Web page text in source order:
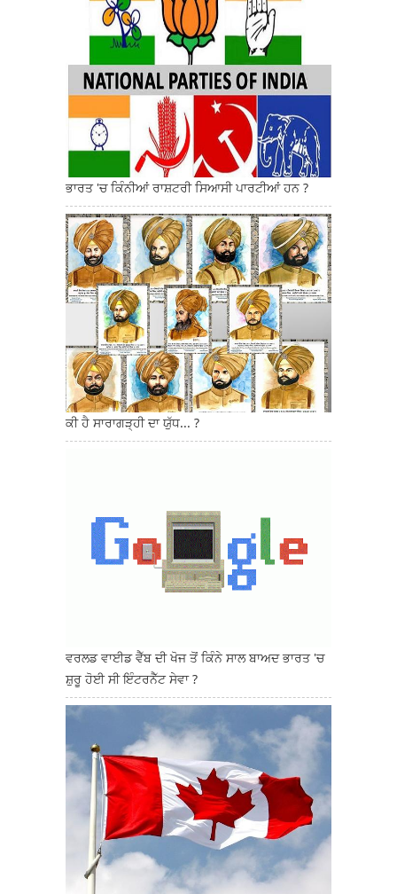
ਭਾਰਤ 'ਚ ਕਿੰਨੀਆਂ ਰਾਸ਼ਟਰੀ ਸਿਆਸੀ ਪਾਰਟੀਆਂ ਹਨ ?
ਕੀ ਹੈ ਸਾਰਾਗੜ੍ਹੀ ਦਾ ਯੁੱਧ... ?
ਵਰਲਡ ਵਾਈਡ ਵੈੱਬ ਦੀ ਖੋਜ ਤੋਂ ਕਿੰਨੇ ਸਾਲ ਬਾਅਦ ਭਾਰਤ 'ਚ
ਸ਼ੁਰੂ ਹੋਈ ਸੀ ਇੰਟਰਨੈੱਟ ਸੇਵਾ ?